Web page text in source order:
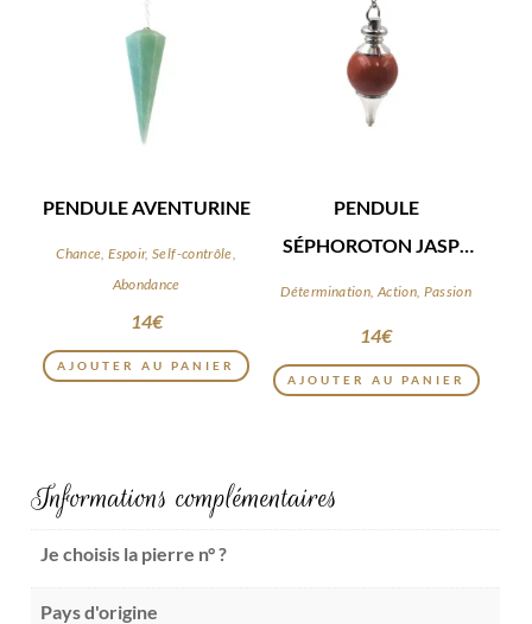
PENDULE AVENTURINE
Chance, Espoir, Self-contrôle,
Abondance
14€
AJOUTER AU PANIER
PENDULE
SÉPHOROTON JASPE
ROUGE
Détermination, Action, Passion
14€
AJOUTER AU PANIER
Informations complémentaires
Je choisis la pierre n° ?
Pays d'origine